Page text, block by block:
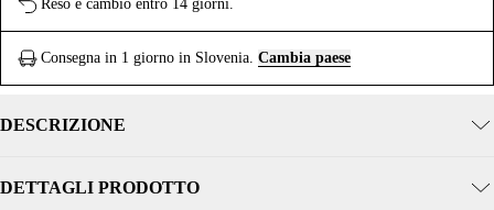
Reso e cambio entro 14 giorni.
Consegna in 1 giorno in Slovenia. Cambia paese
DESCRIZIONE
DETTAGLI PRODOTTO